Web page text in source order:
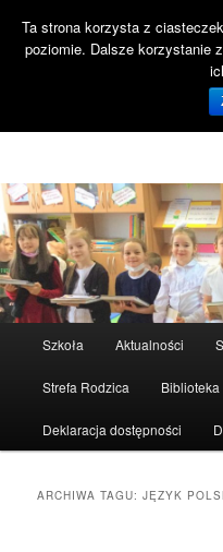
Witaj na
Przeskocz
do
tekstu
Przeskocz
do
widgetów
Szkoła Aktualności
Strefa Rodzica Biblioteka
Deklaracja dostępności
ARCHIWA TAGU:JĘZYK
Ta strona korzysta z
poziomie. Dalsze korzystanie